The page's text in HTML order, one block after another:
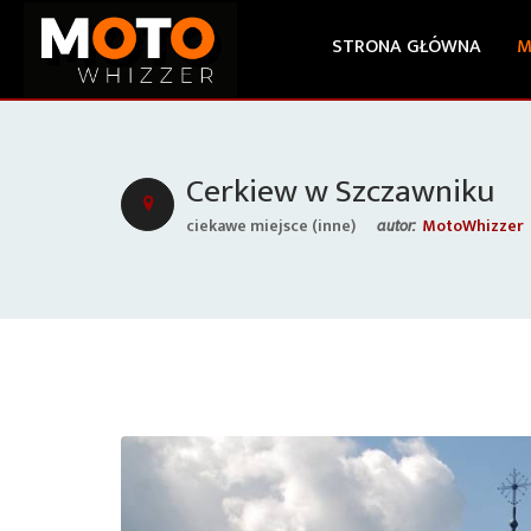
STRONA GŁÓWNA
Cerkiew w Szczawniku
ciekawe miejsce (inne) autor: MotoWhizzer